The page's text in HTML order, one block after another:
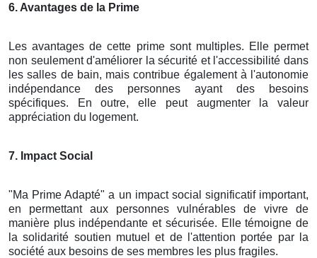
6. Avantages de la Prime
Les avantages de cette prime sont multiples. Elle permet
non seulement d'améliorer la sécurité et l'accessibilité dans
les salles de bain, mais contribue également à l'autonomie
indépendance des personnes ayant des besoins
spécifiques. En outre, elle peut augmenter la valeur
appréciation du logement.
7. Impact Social
"Ma Prime Adapté" a un impact social significatif important,
en permettant aux personnes vulnérables de vivre de
manière plus indépendante et sécurisée. Elle témoigne de
la solidarité soutien mutuel et de l'attention portée par la
société aux besoins de ses membres les plus fragiles.